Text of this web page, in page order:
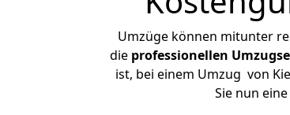
Umzüge können mitunter
die professionellen
ist, bei einem Umzug von
Sie nun